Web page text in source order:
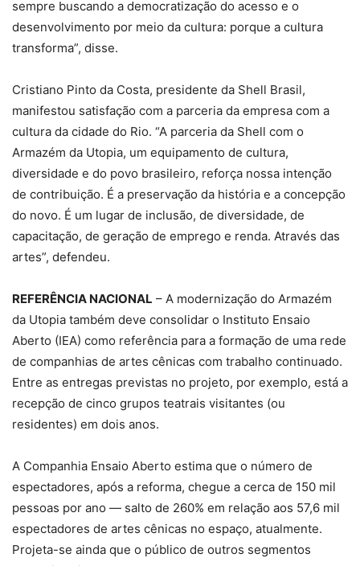
sempre buscando a democratização do acesso e o
desenvolvimento por meio da cultura: porque a cultura
transforma”, disse.
Cristiano Pinto da Costa, presidente da Shell Brasil,
manifestou satisfação com a parceria da empresa com a
cultura da cidade do Rio. “A parceria da Shell com o
Armazém da Utopia, um equipamento de cultura,
diversidade e do povo brasileiro, reforça nossa intenção
de contribuição. É a preservação da história e a concepção
do novo. É um lugar de inclusão, de diversidade, de
capacitação, de geração de emprego e renda. Através das
artes”, defendeu.
REFERÊNCIA NACIONAL – A modernização do Armazém
da Utopia também deve consolidar o Instituto Ensaio
Aberto (IEA) como referência para a formação de uma rede
de companhias de artes cênicas com trabalho continuado.
Entre as entregas previstas no projeto, por exemplo, está a
recepção de cinco grupos teatrais visitantes (ou
residentes) em dois anos.
A Companhia Ensaio Aberto estima que o número de
espectadores, após a reforma, chegue a cerca de 150 mil
pessoas por ano — salto de 260% em relação aos 57,6 mil
espectadores de artes cênicas no espaço, atualmente.
Projeta-se ainda que o público de outros segmentos